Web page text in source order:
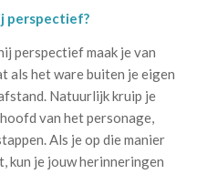
perspectief?
perspectief maak je van
als het ware buiten je eigen
Natuurlijk kruip je
van het personage,
Als je op die manier
je jouw herinneringen